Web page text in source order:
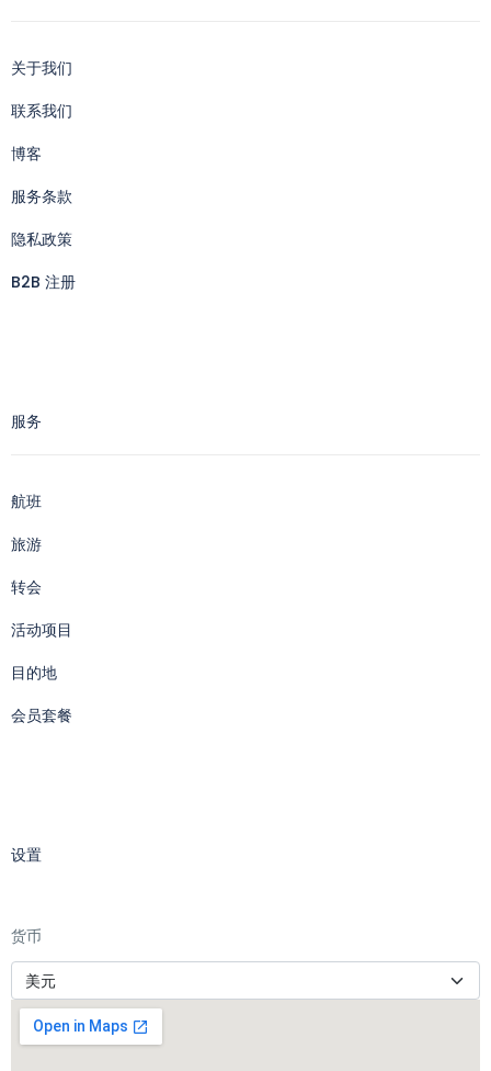
关于我们
联系我们
博客
服务条款
隐私政策
B2B 注册
服务
航班
旅游
转会
活动项目
目的地
会员套餐
设置
货币